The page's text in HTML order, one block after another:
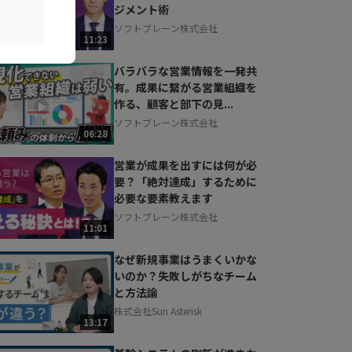
11:23
ジメント術
ソフトブレーン株式会社
06:28
バラバラな営業情報を一発共
有。成果に繋がる営業組織を
作る、顧客と部下の見...
ソフトブレーン株式会社
11:01
営業が成果を出すには何が必
要？「絶対達成」するために
必要な要素教えます
ソフトブレーン株式会社
13:17
なぜ新規事業はうまくいかな
いのか？失敗しがちなチーム
と方法論
株式会社Sun Asterisk